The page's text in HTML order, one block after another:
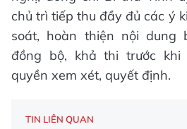
chủ trì tiếp thu đầy đủ các ý
soát, hoàn thiện nội dung
đồng bộ, khả thi trước
quyền xem xét, quyết định.
TIN LIÊN QUAN